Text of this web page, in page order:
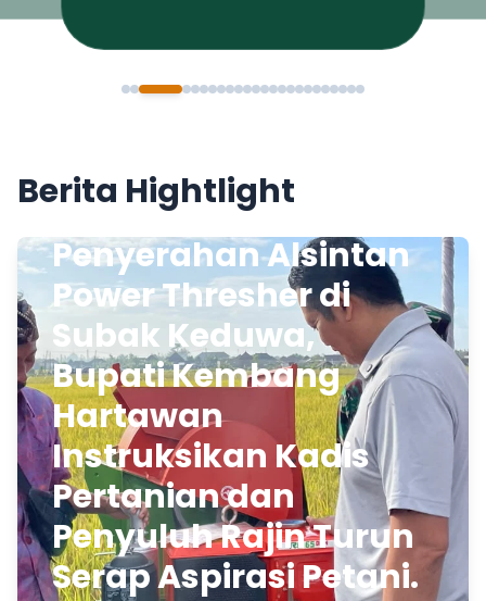
Berita Hightlight
Penyerahan Alsintan
Power Thresher di
Subak Keduwa,
Bupati Kembang
Hartawan
Instruksikan Kadis
Pertanian dan
Penyuluh Rajin Turun
Serap Aspirasi Petani.